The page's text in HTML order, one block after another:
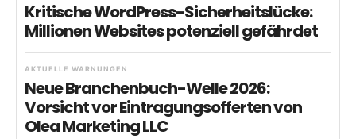
Kritische WordPress-Sicherheitslücke:
Millionen Websites potenziell gefährdet
AKTUELLE WARNUNGEN
Neue Branchenbuch-Welle 2026:
Vorsicht vor Eintragungsofferten von
Olea Marketing LLC